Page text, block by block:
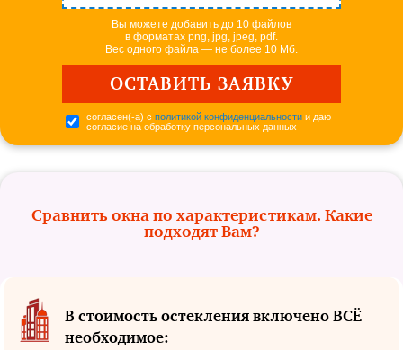
Вы можете добавить до 10 файлов
в форматах png, jpg, jpeg, pdf.
Вес одного файла — не более 10 Мб.
согласен(-а) с политикой конфиденциальности и даю
согласие на обработку персональных данных
Сравнить окна по характеристикам. Какие
подходят Вам?
В стоимость остекления включено ВСЁ
необходимое: